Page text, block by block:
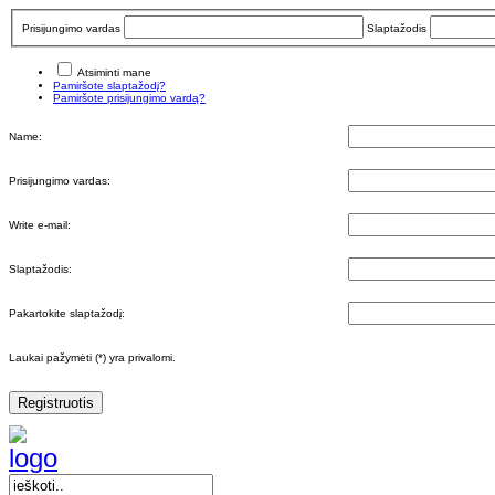
Prisijungimo vardas Slaptažodis
Atsiminti mane
Pamiršote slaptažodį?
Pamiršote prisijungimo vardą?
Name:
Prisijungimo vardas:
Write e-mail:
Slaptažodis:
Pakartokite slaptažodį:
Laukai pažymėti (*) yra privalomi.
Registruotis